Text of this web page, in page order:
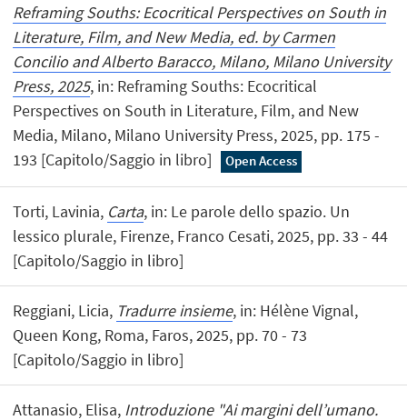
Reframing Souths: Ecocritical Perspectives on South in
Literature, Film, and New Media, ed. by Carmen
Concilio and Alberto Baracco, Milano, Milano University
Press, 2025, in: Reframing Souths: Ecocritical
Perspectives on South in Literature, Film, and New
Media, Milano, Milano University Press, 2025, pp. 175 -
193 [Capitolo/Saggio in libro]
Open Access
Torti, Lavinia, Carta, in: Le parole dello spazio. Un
lessico plurale, Firenze, Franco Cesati, 2025, pp. 33 - 44
[Capitolo/Saggio in libro]
Reggiani, Licia, Tradurre insieme, in: Hélène Vignal,
Queen Kong, Roma, Faros, 2025, pp. 70 - 73
[Capitolo/Saggio in libro]
Attanasio, Elisa, Introduzione "Ai margini dell’umano.